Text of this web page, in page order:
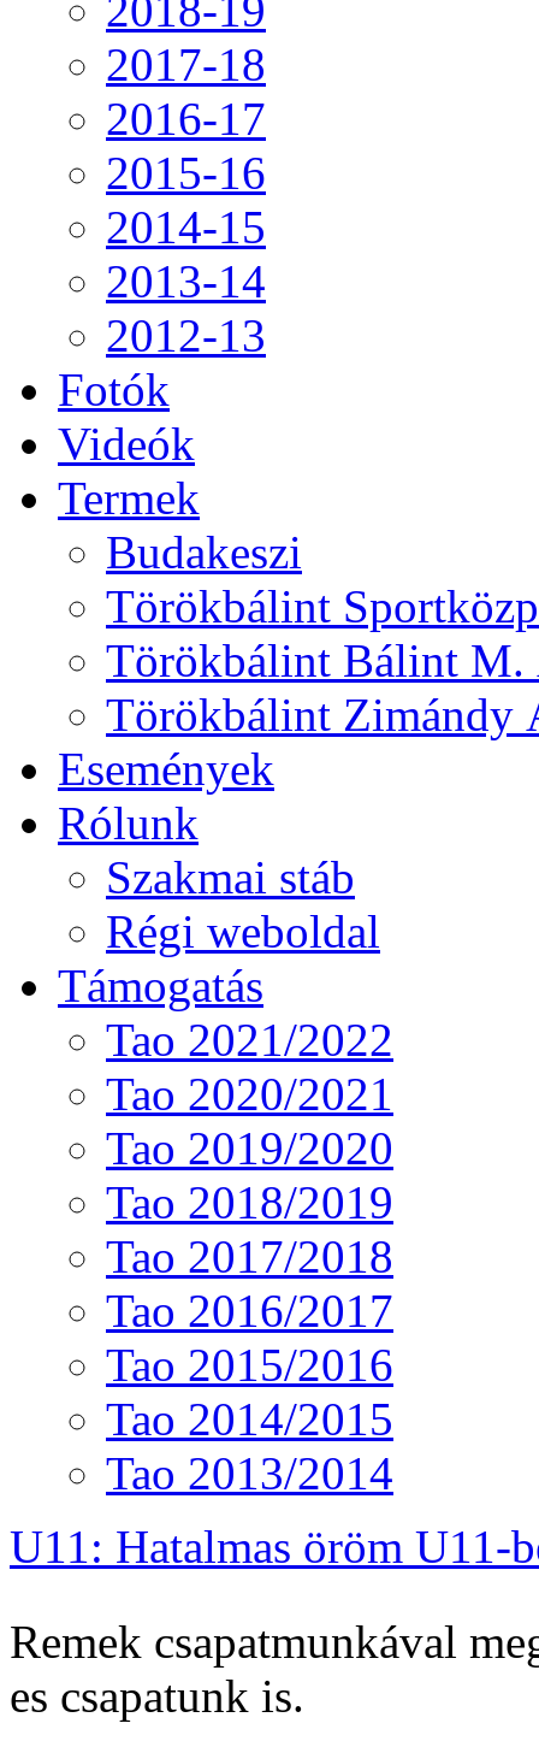
2017-18
2016-17
2015-16
2014-15
2013-14
2012-13
Fotók
Videók
Termek
Budakeszi
Törökbálint
Törökbálint Bálint
Törökbálint Zimándy
Események
Rólunk
Szakmai stáb
Régi weboldal
Támogatás
Tao 2021/2022
Tao 2020/2021
Tao 2019/2020
Tao 2018/2019
Tao 2017/2018
Tao 2016/2017
Tao 2015/2016
Tao 2014/2015
Tao 2013/2014
U11: Hatalmas öröm U11-
Remek csapatmunkával
es csapatunk is.